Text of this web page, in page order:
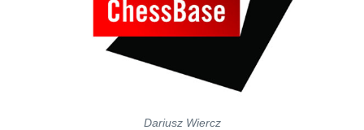
Dariusz Wiercz